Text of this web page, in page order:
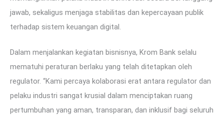
jawab, sekaligus menjaga stabilitas dan kepercayaan publik
terhadap sistem keuangan digital.
Dalam menjalankan kegiatan bisnisnya, Krom Bank selalu
mematuhi peraturan berlaku yang telah ditetapkan oleh
regulator. “Kami percaya kolaborasi erat antara regulator dan
pelaku industri sangat krusial dalam menciptakan ruang
pertumbuhan yang aman, transparan, dan inklusif bagi seluruh